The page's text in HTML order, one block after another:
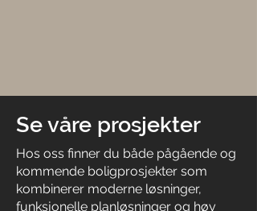
Se våre prosjekter
Hos oss finner du både pågående og
kommende boligprosjekter som
kombinerer moderne løsninger,
funksjonelle planløsninger og høy